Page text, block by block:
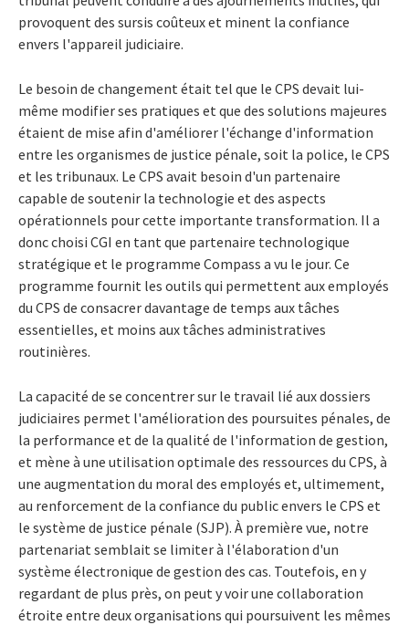
provoquent des sursis coûteux et minent la confiance
envers l'appareil judiciaire.
Le besoin de changement était tel que le CPS devait lui-
même modifier ses pratiques et que des solutions majeures
étaient de mise afin d'améliorer l'échange d'information
entre les organismes de justice pénale, soit la police, le CPS
et les tribunaux. Le CPS avait besoin d'un partenaire
capable de soutenir la technologie et des aspects
opérationnels pour cette importante transformation. Il a
donc choisi CGI en tant que partenaire technologique
stratégique et le programme Compass a vu le jour. Ce
programme fournit les outils qui permettent aux employés
du CPS de consacrer davantage de temps aux tâches
essentielles, et moins aux tâches administratives
routinières.
La capacité de se concentrer sur le travail lié aux dossiers
judiciaires permet l'amélioration des poursuites pénales, de
la performance et de la qualité de l'information de gestion,
et mène à une utilisation optimale des ressources du CPS, à
une augmentation du moral des employés et, ultimement,
au renforcement de la confiance du public envers le CPS et
le système de justice pénale (SJP). À première vue, notre
partenariat semblait se limiter à l'élaboration d'un
système électronique de gestion des cas. Toutefois, en y
regardant de plus près, on peut y voir une collaboration
étroite entre deux organisations qui poursuivent les mêmes